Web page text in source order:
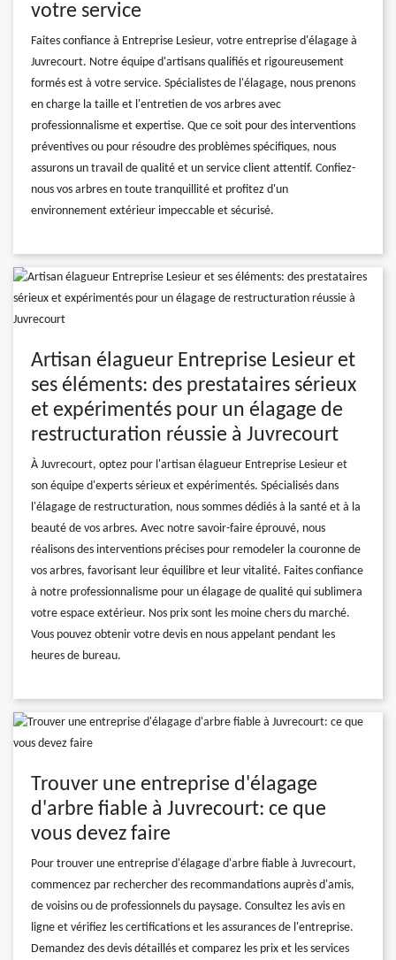
votre service
Faites confiance à Entreprise Lesieur, votre entreprise d'élagage à
Juvrecourt. Notre équipe d'artisans qualifiés et rigoureusement
formés est à votre service. Spécialistes de l'élagage, nous prenons
en charge la taille et l'entretien de vos arbres avec
professionnalisme et expertise. Que ce soit pour des interventions
préventives ou pour résoudre des problèmes spécifiques, nous
assurons un travail de qualité et un service client attentif. Confiez-
nous vos arbres en toute tranquillité et profitez d'un
environnement extérieur impeccable et sécurisé.
Artisan élagueur Entreprise Lesieur et
ses éléments: des prestataires sérieux
et expérimentés pour un élagage de
restructuration réussie à Juvrecourt
À Juvrecourt, optez pour l'artisan élagueur Entreprise Lesieur et
son équipe d'experts sérieux et expérimentés. Spécialisés dans
l'élagage de restructuration, nous sommes dédiés à la santé et à la
beauté de vos arbres. Avec notre savoir-faire éprouvé, nous
réalisons des interventions précises pour remodeler la couronne de
vos arbres, favorisant leur équilibre et leur vitalité. Faites confiance
à notre professionnalisme pour un élagage de qualité qui sublimera
votre espace extérieur. Nos prix sont les moine chers du marché.
Vous pouvez obtenir votre devis en nous appelant pendant les
heures de bureau.
Trouver une entreprise d'élagage
d'arbre fiable à Juvrecourt: ce que
vous devez faire
Pour trouver une entreprise d'élagage d'arbre fiable à Juvrecourt,
commencez par rechercher des recommandations auprès d'amis,
de voisins ou de professionnels du paysage. Consultez les avis en
ligne et vérifiez les certifications et les assurances de l'entreprise.
Demandez des devis détaillés et comparez les prix et les services